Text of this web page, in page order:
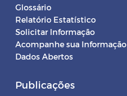
Glossário
Relatório Estatístico
Solicitar Informação
Acompanhe sua Informação
Dados Abertos
Publicações